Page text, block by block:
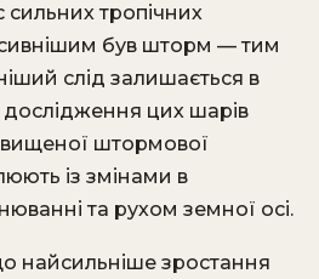
сильних тропічних
був шторм — тим
слід залишається в
цих шарів
штормової
із змінами в
та рухом земної осі.
найсильніше зростання